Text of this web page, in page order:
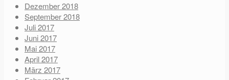
Dezember 2018
September 2018
Juli 2017
Juni 2017
Mai 2017
April 2017
März 2017